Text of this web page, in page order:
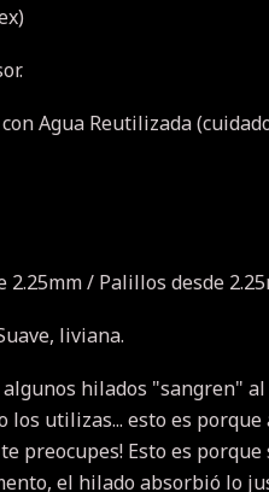
Agua Reutilizada
2.25mm / Palillos desde
liviana.
hilados "sangren"
los utilizas... esto es
preocupes! Esto es
el hilado absorbió lo